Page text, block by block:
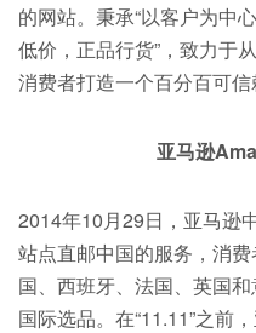
的网站。秉承“以客户为中
低价，正品行货”，致力于
消费者打造一个百分百可信
亚马逊
2014年10月29日，亚马逊
站点直邮中国的服务，消
国、西班牙、法国、英国
国际选品。在“11.11”之前